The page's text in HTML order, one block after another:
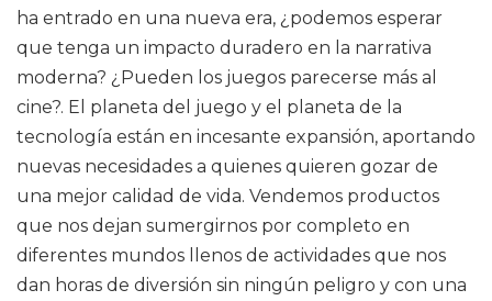
ha entrado en una nueva era, ¿podemos esperar
que tenga un impacto duradero en la narrativa
moderna? ¿Pueden los juegos parecerse más al
cine?. El planeta del juego y el planeta de la
tecnología están en incesante expansión, aportando
nuevas necesidades a quienes quieren gozar de
una mejor calidad de vida. Vendemos productos
que nos dejan sumergirnos por completo en
diferentes mundos llenos de actividades que nos
dan horas de diversión sin ningún peligro y con una